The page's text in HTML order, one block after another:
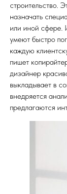
строительство.
назначать
или иной сфере.
умеют быстро
каждую
пишет
дизайнер
выкладывает в
внедряется
предлагаются